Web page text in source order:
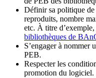
Définir sa politique
reproduits, nombre
etc. À titre
bibliothèques de
S’engager à nommer
PEB.
Respecter les
promotion du logiciel.